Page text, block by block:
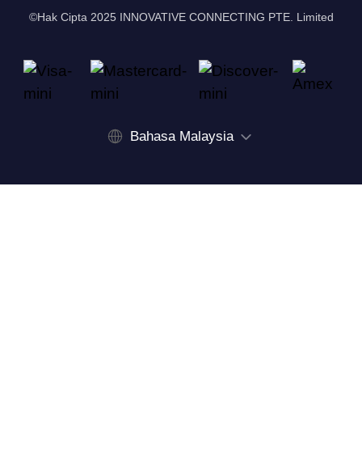
©Hak Cipta 2025 INNOVATIVE CONNECTING PTE. Limited
Bahasa Malaysia